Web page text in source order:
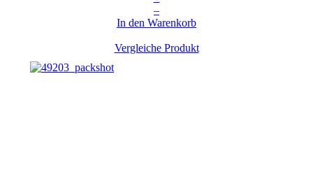
–
In den Warenkorb
Vergleiche Produkt